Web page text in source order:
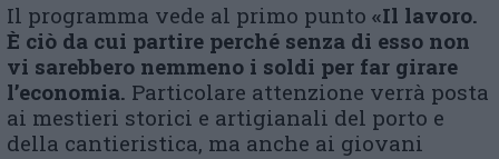
Il programma vede al primo punto «Il lavoro.
È ciò da cui partire perché senza di esso non
vi sarebbero nemmeno i soldi per far girare
l’economia. Particolare attenzione verrà posta
ai mestieri storici e artigianali del porto e
della cantieristica, ma anche ai giovani